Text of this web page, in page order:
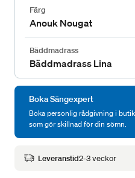
Färg
Anouk Nougat
Bäddmadrass
Bäddmadrass Lina
Boka Sängexpert
Boka personlig rådgivning i
som gör skillnad för din sömn.
Leveranstid2-3 veckor